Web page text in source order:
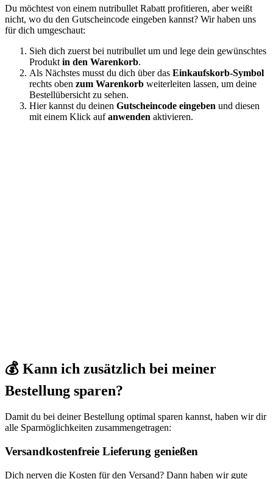
Du möchtest von einem nutribullet Rabatt profitieren, aber weißt
nicht, wo du den Gutscheincode eingeben kannst? Wir haben uns
für dich umgeschaut:
Sieh dich zuerst bei nutribullet um und lege dein gewünschtes
Produktin den Warenkorb.
Als Nächstes musst du dich über das Einkaufskorb-Symbol
rechts oben zum Warenkorb weiterleiten lassen, um deine
Bestellübersicht zu sehen.
Hier kannst du deinen Gutscheincode eingeben und diesen
mit einem Klick aufanwenden aktivieren.
💰 Kann ich zusätzlich bei meiner
Bestellung sparen?
Damit du bei deiner Bestellung optimal sparen kannst, haben wir dir
alle Sparmöglichkeiten zusammengetragen:
Versandkostenfreie Lieferung genießen
Dich nerven die Kosten für den Versand? Dann haben wir gute